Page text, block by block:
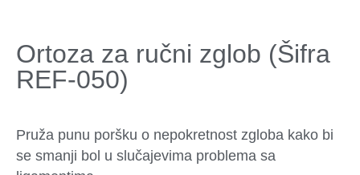
Ortoza za ručni zglob (Šifra
REF-050)
Pruža punu poršku o nepokretnost zgloba kako bi
se smanji bol u slučajevima problema sa